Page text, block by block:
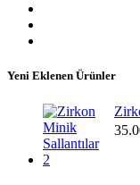
Yeni Eklenen Ürünler